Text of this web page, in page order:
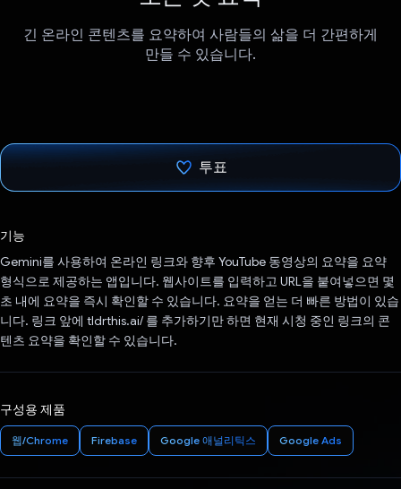
긴 온라인 콘텐츠를 요약하여 사람들의 삶을 더 간편하게
만들 수 있습니다.
투표
기능
Gemini를 사용하여 온라인 링크와 향후 YouTube 동영상의 요약을 요약
형식으로 제공하는 앱입니다. 웹사이트를 입력하고 URL을 붙여넣으면 몇
초 내에 요약을 즉시 확인할 수 있습니다. 요약을 얻는 더 빠른 방법이 있습
니다. 링크 앞에 tldrthis.ai/ 를 추가하기만 하면 현재 시청 중인 링크의 콘
텐츠 요약을 확인할 수 있습니다.
구성용 제품
웹/Chrome Firebase Google 애널리틱스 Google Ads